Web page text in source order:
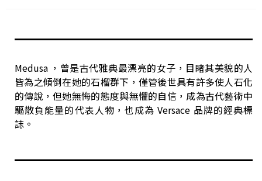
Medusa ，曾是古代雅典最漂亮的女子，目睹其美貌的人
皆為之傾倒在她的石榴群下，僅管後世具有許多使人石化
的傳說，但她無悔的態度與無懼的自信，成為古代藝術中
驅散負能量的代表人物，也成為 Versace 品牌的經典標
誌。